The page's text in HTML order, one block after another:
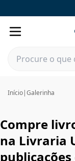
Início|Galerinha
Compre
na Livraria
Galerinha|Livraria